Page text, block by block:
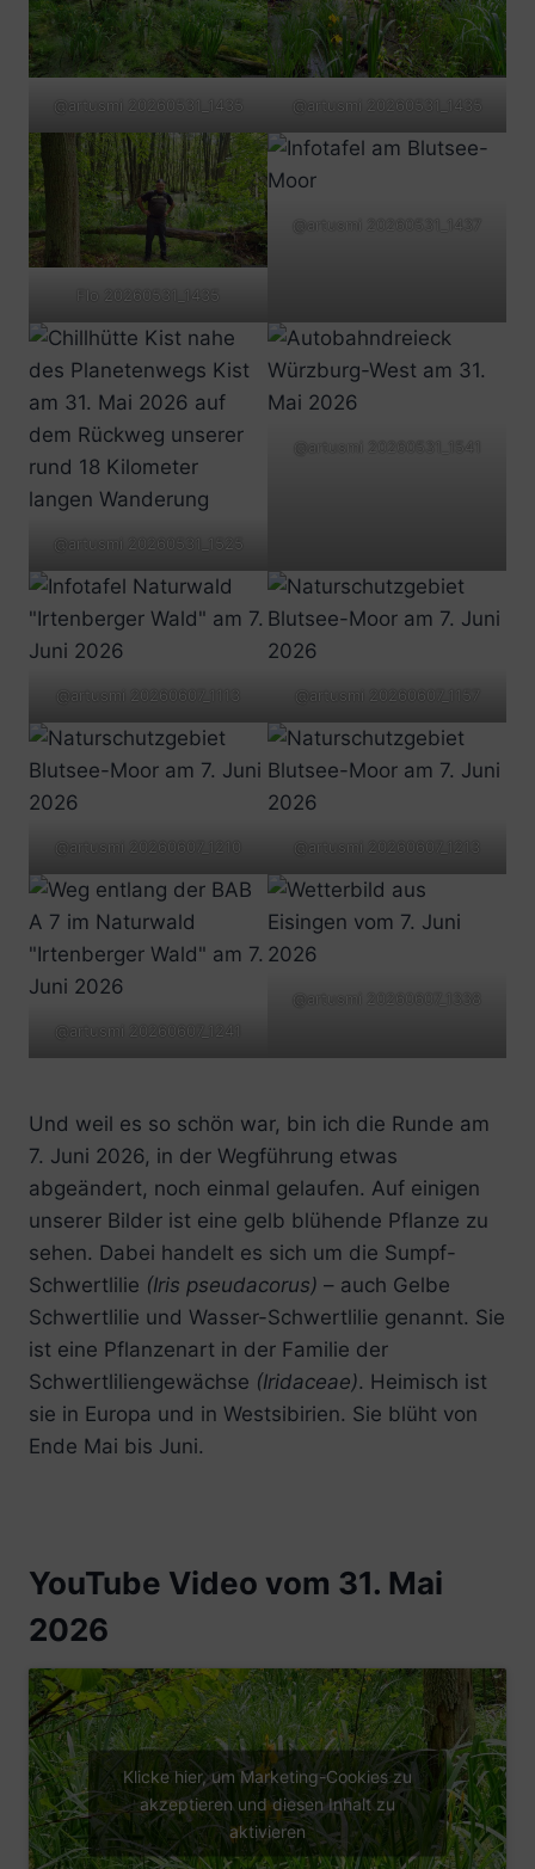
@artusmi 20260531_1435 @artusmi 20260531_1435
Flo 20260531_1435
@artusmi 20260531_1437
@artusmi 20260531_1525
@artusmi 20260531_1541
@artusmi 20260607_1113 @artusmi 20260607_1157
@artusmi 20260607_1210 @artusmi 20260607_1213
@artusmi 20260607_1241
@artusmi 20260607_1338
Und weil es so schön war, bin ich die Runde am
7. Juni 2026, in der Wegführung etwas
abgeändert, noch einmal gelaufen. Auf einigen
unserer Bilder ist eine gelb blühende Pflanze zu
sehen. Dabei handelt es sich um die Sumpf-
Schwertlilie (Iris pseudacorus) – auch Gelbe
Schwertlilie und Wasser-Schwertlilie genannt. Sie
ist eine Pflanzenart in der Familie der
Schwertliliengewächse (Iridaceae). Heimisch ist
sie in Europa und in Westsibirien. Sie blüht von
Ende Mai bis Juni.
YouTube Video vom 31. Mai
2026
Klicke hier, um Marketing-Cookies zu
akzeptieren und diesen Inhalt zu
aktivieren